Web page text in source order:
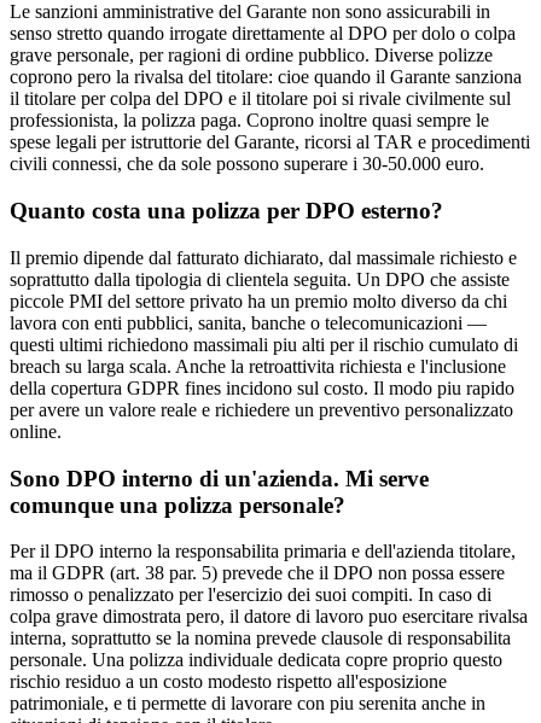
Le sanzioni amministrative del Garante non sono assicurabili in
senso stretto quando irrogate direttamente al DPO per dolo o colpa
grave personale, per ragioni di ordine pubblico. Diverse polizze
coprono pero la rivalsa del titolare: cioe quando il Garante sanziona
il titolare per colpa del DPO e il titolare poi si rivale civilmente sul
professionista, la polizza paga. Coprono inoltre quasi sempre le
spese legali per istruttorie del Garante, ricorsi al TAR e procedimenti
civili connessi, che da sole possono superare i 30-50.000 euro.
Quanto costa una polizza per DPO esterno?
Il premio dipende dal fatturato dichiarato, dal massimale richiesto e
soprattutto dalla tipologia di clientela seguita. Un DPO che assiste
piccole PMI del settore privato ha un premio molto diverso da chi
lavora con enti pubblici, sanita, banche o telecomunicazioni —
questi ultimi richiedono massimali piu alti per il rischio cumulato di
breach su larga scala. Anche la retroattivita richiesta e l'inclusione
della copertura GDPR fines incidono sul costo. Il modo piu rapido
per avere un valore reale e richiedere un preventivo personalizzato
online.
Sono DPO interno di un'azienda. Mi serve
comunque una polizza personale?
Per il DPO interno la responsabilita primaria e dell'azienda titolare,
ma il GDPR (art. 38 par. 5) prevede che il DPO non possa essere
rimosso o penalizzato per l'esercizio dei suoi compiti. In caso di
colpa grave dimostrata pero, il datore di lavoro puo esercitare rivalsa
interna, soprattutto se la nomina prevede clausole di responsabilita
personale. Una polizza individuale dedicata copre proprio questo
rischio residuo a un costo modesto rispetto all'esposizione
patrimoniale, e ti permette di lavorare con piu serenita anche in